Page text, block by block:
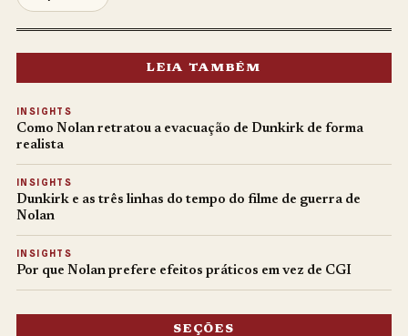
LEIA TAMBÉM
INSIGHTS
Como Nolan retratou a evacuação de Dunkirk de forma
realista
INSIGHTS
Dunkirk e as três linhas do tempo do filme de guerra de
Nolan
INSIGHTS
Por que Nolan prefere efeitos práticos em vez de CGI
SEÇÕES